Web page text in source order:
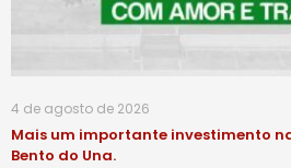
4 de agosto de 2026
Mais um importante investimento
Bento do Una.